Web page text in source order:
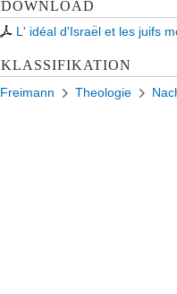
DOWNLOAD
L' idéal d'Israe͏̈l et les juifs
KLASSIFIKATION
Freimann Theologie